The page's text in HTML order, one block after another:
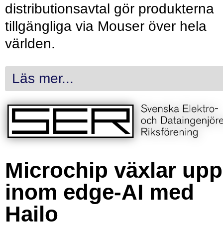
distributionsavtal gör produkterna
tillgängliga via Mouser över hela
världen.
Läs mer...
Microchip växlar upp
inom edge-AI med
Hailo